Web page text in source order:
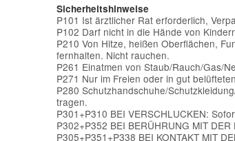
Sicherheitshinweise
P101 Ist ärztlicher Rat erforderlich,
P102 Darf nicht in die Hände von
P210 Von Hitze, heißen Oberflächen,
fernhalten. Nicht rauchen.
P261 Einatmen von Staub/Rauch/Gas/
P271 Nur im Freien oder in gut
P280 Schutzhandschuhe/
tragen.
P301+P310 BEI VERSCHLUCKEN:
P302+P352 BEI BERÜHRUNG MIT
P305+P351+P338 BEI KONTAKT MIT